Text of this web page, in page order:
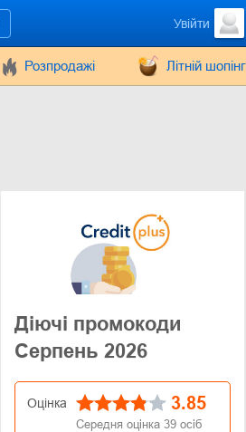
Увійти
Розпродажі Літній шопінг
Діючі промокоди
Серпень 2026
Оцінка 3.85
Середня оцінка 39 осіб